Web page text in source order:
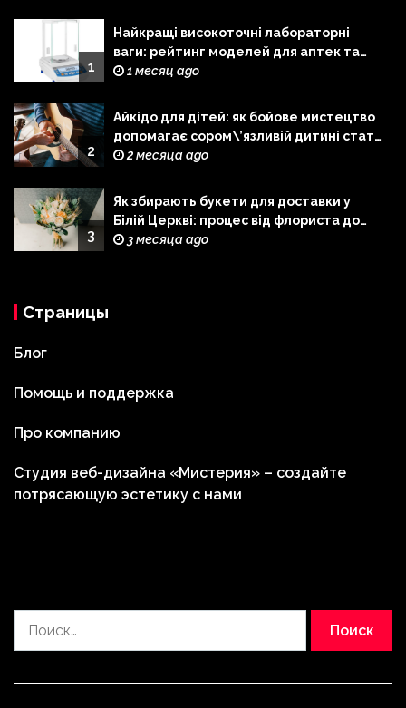
1
Найкращі високоточні лабораторні
ваги: рейтинг моделей для аптек та
лабораторій
1 месяц ago
2
Айкідо для дітей: як бойове мистецтво
допомагає сором\’язливій дитині стати
сміливішою
2 месяца ago
3
Як збирають букети для доставки у
Білій Церкві: процес від флориста до
кур\’єра
3 месяца ago
Страницы
Блог
Помощь и поддержка
Про компанию
Студия веб-дизайна «Мистерия» – создайте
потрясающую эстетику с нами